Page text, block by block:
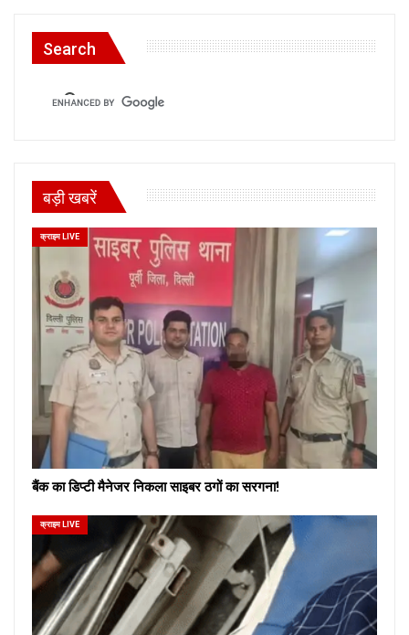
Search
बड़ी खबरें
क्राइम LIVE
बैंक का डिप्टी मैनेजर निकला साइबर ठगों का सरगना!
क्राइम LIVE